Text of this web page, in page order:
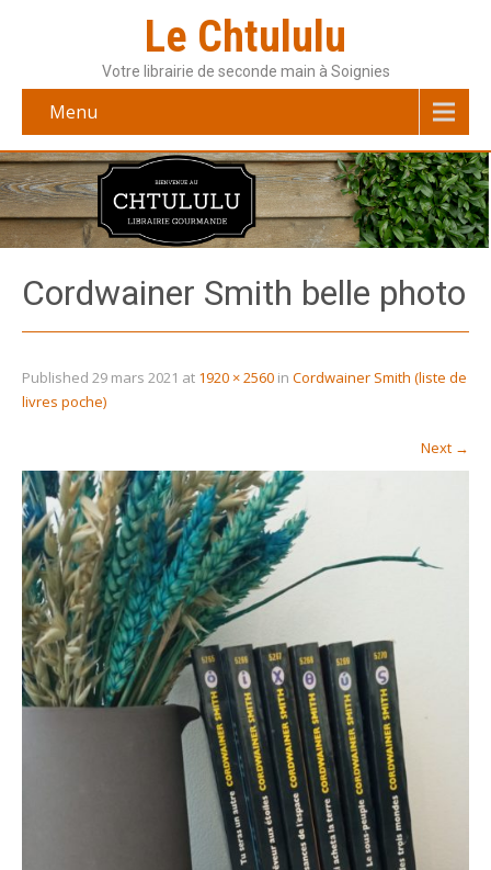
Le Chtululu
Votre librairie de seconde main à Soignies
Menu
Cordwainer Smith belle photo
Published 29 mars 2021 at 1920 × 2560 in Cordwainer Smith (liste de
livres poche)
Next →